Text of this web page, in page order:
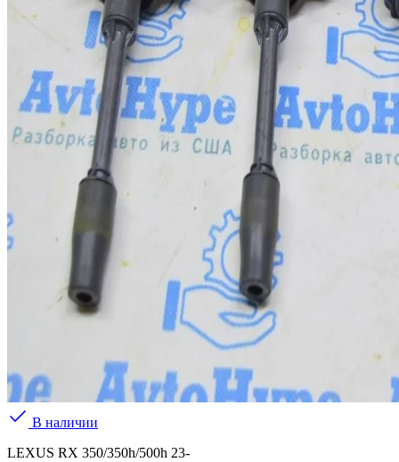
В наличии
LEXUS RX 350/350h/500h 23-